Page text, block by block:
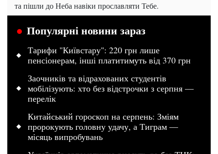
та пішли до Неба навіки прославляти Тебе.
Популярні новини зараз
Тарифи "Київстару": 220 грн лише
пенсіонерам, інші платитимуть від 370 грн
Заочників та відрахованих студентів
мобілізують: хто без відстрочки з серпня —
перелік
Китайський гороскоп на серпень: Зміям
пророкують головну удачу, а Тиграм —
місяць випробувань